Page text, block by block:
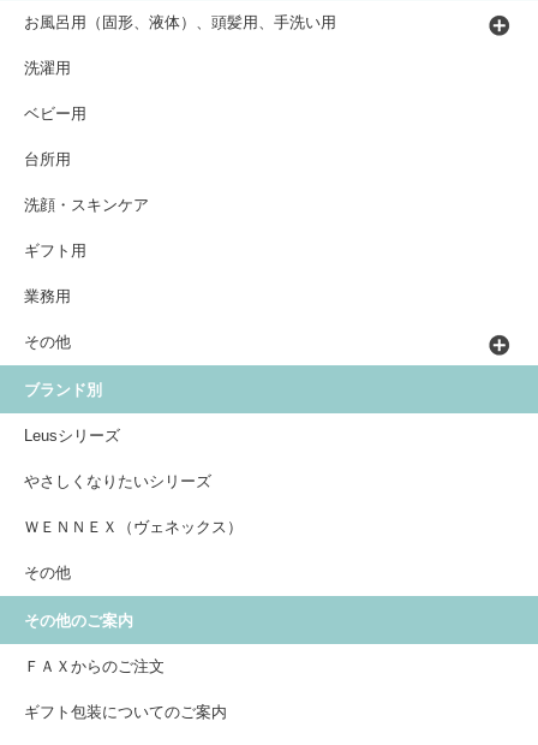
お風呂用（固形、液体）、頭髪用、手洗い用
洗濯用
ベビー用
台所用
洗顔・スキンケア
ギフト用
業務用
その他
ブランド別
Leusシリーズ
やさしくなりたいシリーズ
ＷＥＮＮＥＸ（ヴェネックス）
その他
その他のご案内
ＦＡＸからのご注文
ギフト包装についてのご案内